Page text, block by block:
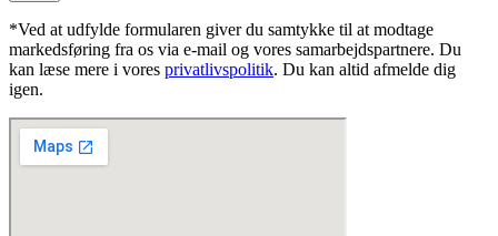
*Ved at udfylde formularen giver du samtykke til at modtage
markedsføring fra os via e-mail og vores samarbejdspartnere. Du
kan læse mere i vores privatlivspolitik. Du kan altid afmelde dig
igen.